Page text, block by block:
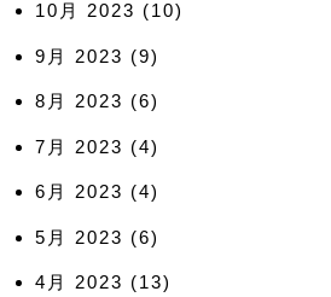
10月 2023 (10)
9月 2023 (9)
8月 2023 (6)
7月 2023 (4)
6月 2023 (4)
5月 2023 (6)
4月 2023 (13)